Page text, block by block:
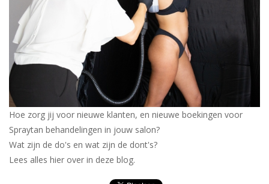
Hoe zorg jij voor nieuwe klanten, en nieuwe boekingen voor
Spraytan behandelingen in jouw salon?
Wat zijn de do's en wat zijn de dont's?
Lees alles hier over in deze blog.